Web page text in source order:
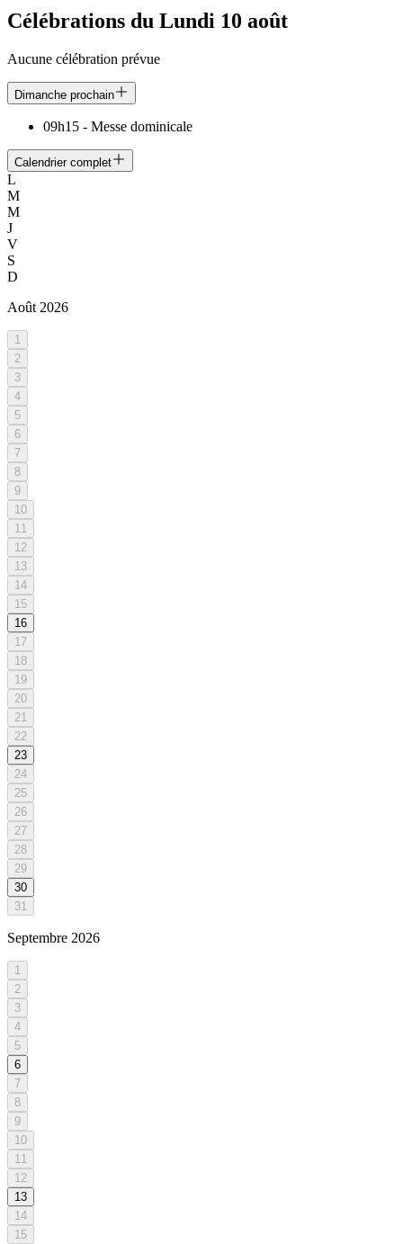
Célébrations du Lundi 10 août
Aucune célébration prévue
Dimanche prochain
09h15 - Messe dominicale
Calendrier complet
L
M
M
J
V
S
D
Août 2026
1
2
3
4
5
6
7
8
9
10
11
12
13
14
15
16
17
18
19
20
21
22
23
24
25
26
27
28
29
30
31
Septembre 2026
1
2
3
4
5
6
7
8
9
10
11
12
13
14
15